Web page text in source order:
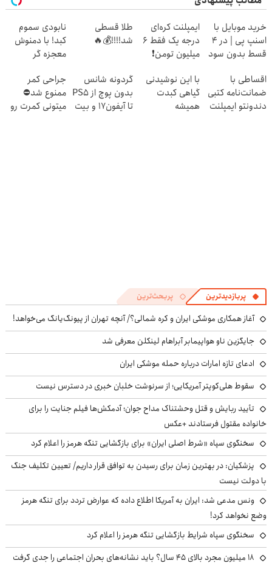
خرید موبایل با
اسنپ پی | در ۴
قسط بدون سود
ایمپلنت کره‌ای
درجه یک فقط 6
میلیون تومن❗
طلا قسطی
شد!!!!💰🔥
نابودی سموم
کبد! با دمنوش
معجزه گر
مرجوعیfile:///C:/Users
اقساطی با
ضمانت‌نامه کتبی
دندونتو ایمپلنت
با این نوشیدنی
گیاهی کبدت
همیشه
گردونه شانس
بدون پوچ از PS5
تا آیفون17 و بیت
جراحی کمر
ممنوع شد⛔
میتونی کمرت رو
پربازدیدترین پربحث‌ترین
آغاز همکاری موشکی ایران و کره شمالی؟/ آنچه تهران از پیونگ‌یانگ می‌خواهد!
جایگزین ناو هواپیمابر آبراهام لینکلن معرفی شد
ادعای تازه امارات درباره حمله موشکی ایران
سقوط هلی‌کوپتر آمریکایی؛ از سرنوشت خلبان خبری در دسترس نیست
تأیید ربایش و قتل وحشتناک مداح جوان؛ آدمکش‌ها فیلم جنایت را برای
خانواده مقتول فرستادند +عکس
سخنگوی سپاه «شرط اصلی ایران» برای بازگشایی تنگه هرمز را اعلام کرد
پزشکیان‌: در بهترین زمان برای رسیدن به توافق قرار داریم/ تعیین تکلیف جنگ
با دولت نیست
ونس مدعی شد: ایران به آمریکا اطلاع داده که عوارض تردد برای تنگه هرمز
وضع نخواهد کرد!
سخنگوی سپاه شرایط بازگشایی تنگه هرمز را اعلام کرد
۱۸ میلیون مجرد بالای ۴۵ سال؟ باید نشانه‌های بحران اجتماعی را جدی گرفت